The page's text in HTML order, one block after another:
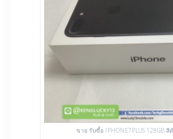
ขาย รับซื้อ IPHONE7PLUS 128GB สี